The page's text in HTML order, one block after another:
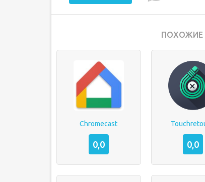
ПОХОЖИЕ
Chromecast
0,0 0,0